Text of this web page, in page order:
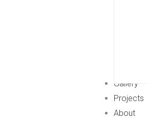
Gallery
Projects
About